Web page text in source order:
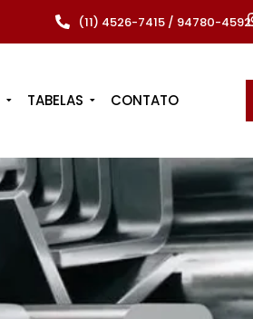
(11) 4526-7415 / 94780-4592
TABELAS CONTATO